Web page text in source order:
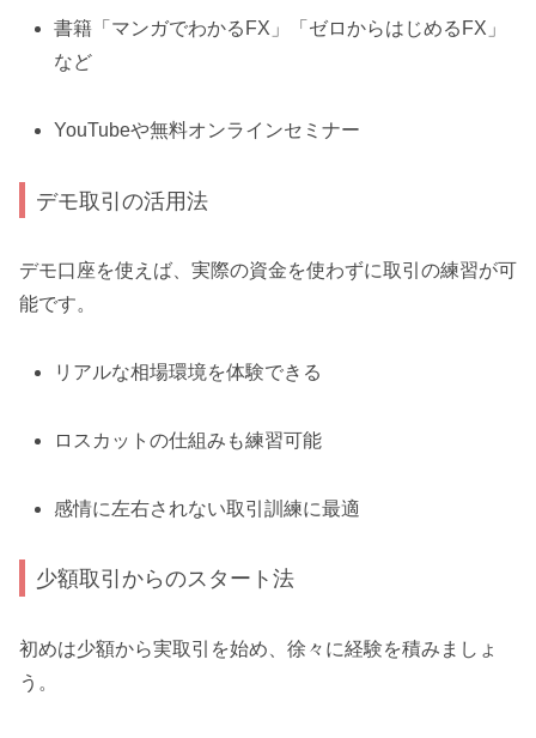
書籍「マンガでわかるFX」「ゼロからはじめるFX」
など
YouTubeや無料オンラインセミナー
デモ取引の活用法
デモ口座を使えば、実際の資金を使わずに取引の練習が可
能です。
リアルな相場環境を体験できる
ロスカットの仕組みも練習可能
感情に左右されない取引訓練に最適
少額取引からのスタート法
初めは少額から実取引を始め、徐々に経験を積みましょ
う。